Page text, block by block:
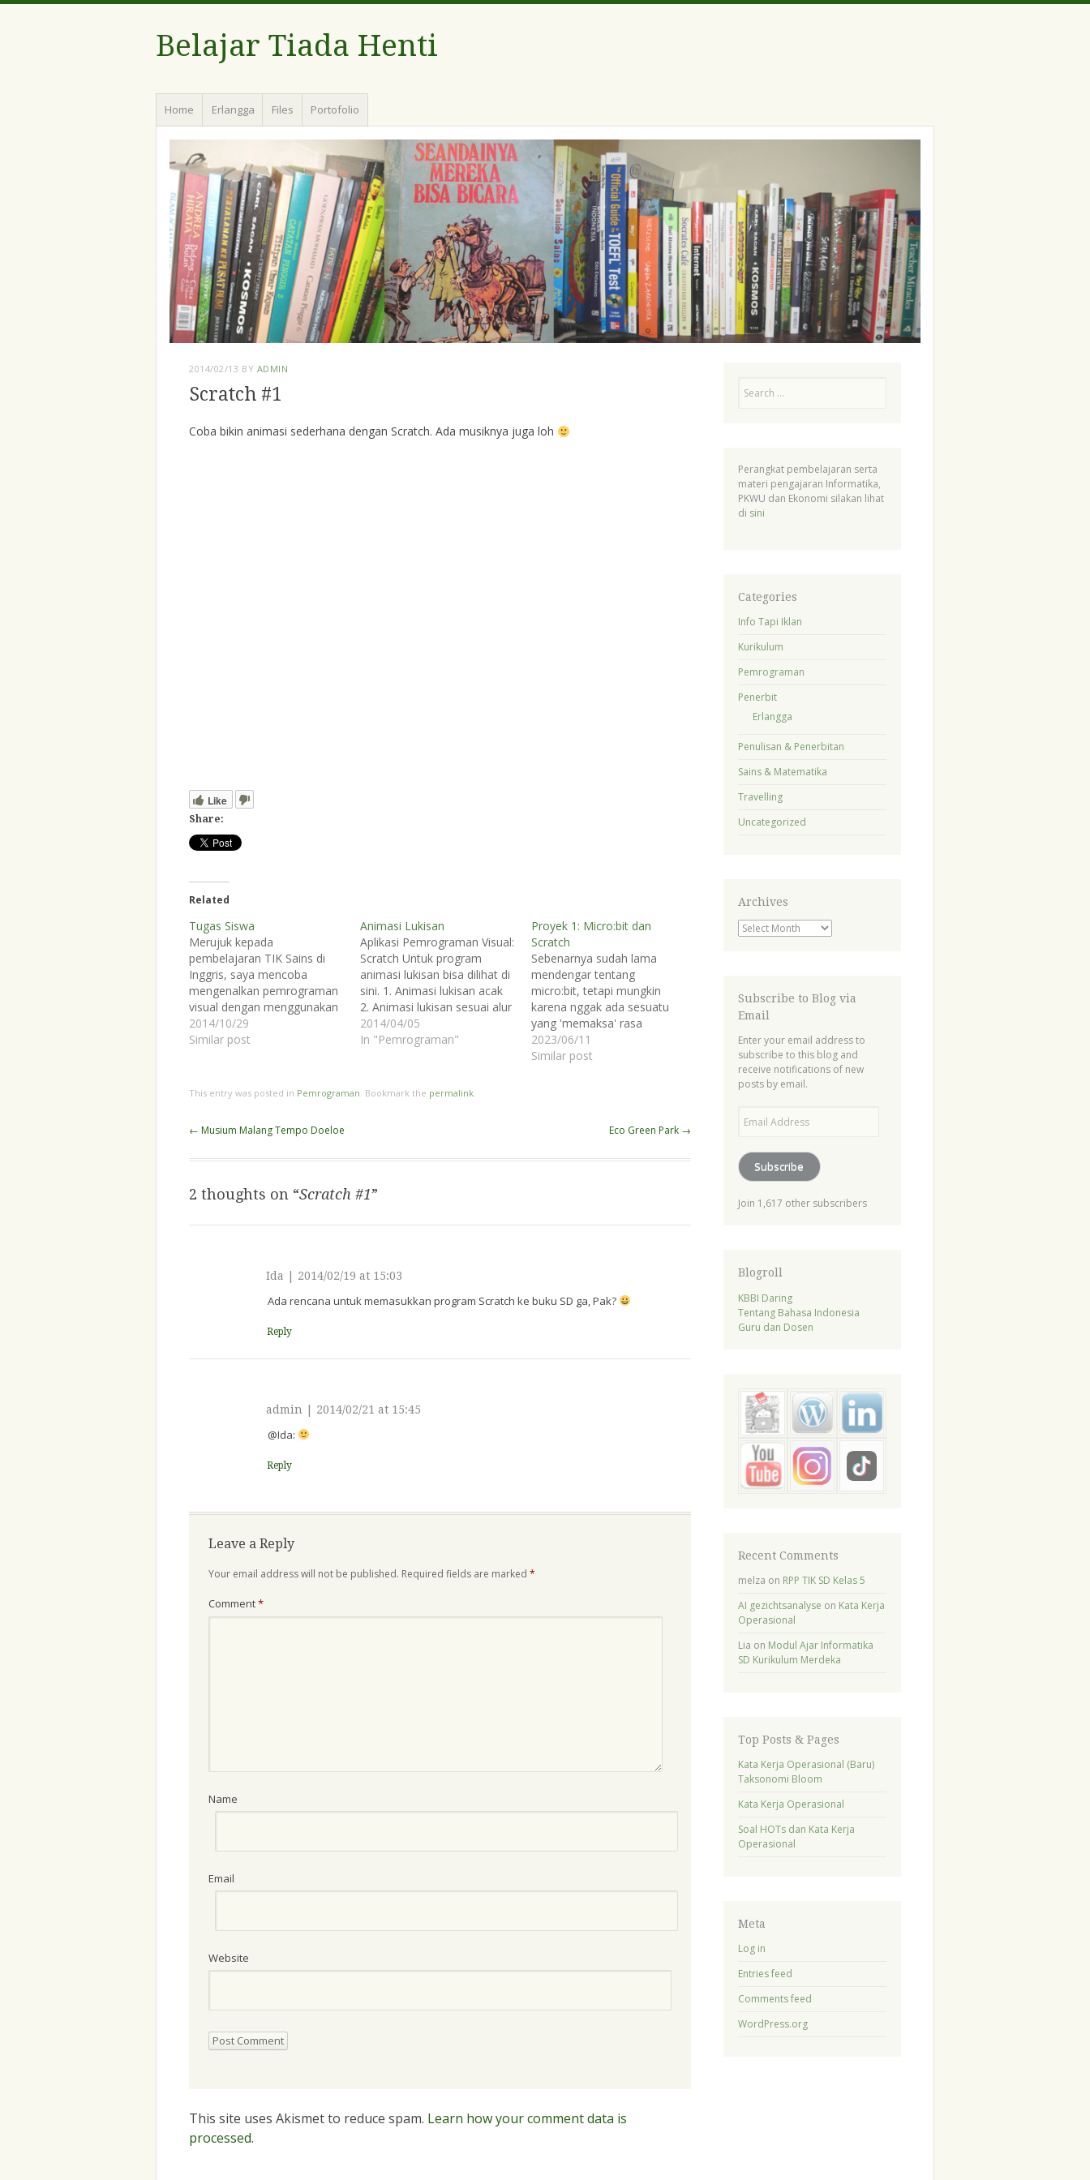
Belajar Tiada Henti
Menu
Skip
to
content
Home Erlangga Files Portofolio
2014/02/13 BY ADMIN
Scratch #1
Coba bikin animasi sederhana dengan Scratch. Ada musiknya juga loh
Like
Share:
Related
Tugas Siswa
Merujuk kepada
pembelajaran TIK Sains di
Inggris, saya mencoba
mengenalkan pemrograman
visual dengan menggunakan
aplikasi Scratch kepada
murid-murid saya di sekolah.
pengajar sekolah-sekolah di
kepada murid-murid mereka
pemrograman sebagai hal
yang…
2014/10/29
Similar post
Animasi Lukisan
Aplikasi Pemrograman Visual:
Scratch Untuk program
animasi lukisan bisa dilihat di
sini. 1. Animasi lukisan acak
2. Animasi lukisan sesuai alur
bentuk benda 3. Animasi
lukisan mengikuti gerak
variasi yang berbeda?
2014/04/05
In "Pemrograman"
Proyek 1: Micro:bit dan
Scratch
Sebenarnya sudah lama
mendengar tentang
micro:bit, tetapi mungkin
karena nggak ada sesuatu
yang 'memaksa' rasa
keingintahuan maka biasa
aja :). Nah, momen
suami punya si mikro:bit ini.
2023/06/11
Similar post
This entry was posted in Pemrograman. Bookmark the permalink.
Post
← Musium Malang Tempo Doeloe Eco Green Park →
2 thoughts on “Scratch #1”
Ida 2014/02/19 at 15:03
Ada rencana untuk memasukkan program Scratch ke buku SD ga, Pak?
Reply
admin 2014/02/21 at 15:45
@Ida:
Reply
Leave a Reply
Your email address will not be published. Required fields are marked *
Comment*
Name
Email
Website
This site uses Akismet to reduce spam. Learn how your comment data is
processed.
Perangkat pembelajaran serta
materi pengajaran Informatika,
PKWU dan Ekonomi silakan lihat
di sini
Categories
Info Tapi Iklan
Kurikulum
Pemrograman
Penerbit
Erlangga
Penulisan & Penerbitan
Sains & Matematika
Travelling
Uncategorized
Archives
Archives
Subscribe to Blog via
Email
Enter your email address to
subscribe to this blog and
receive notifications of new
posts by email.
Address
Subscribe
Join 1,617 other subscribers
Blogroll
KBBI Daring
Tentang Bahasa Indonesia
Guru dan Dosen
Recent Comments
melza on RPP TIK SD Kelas 5
AI gezichtsanalyse on Kata Kerja
Operasional
Lia on Modul Ajar Informatika
SD Kurikulum Merdeka
Top Posts & Pages
Kata Kerja Operasional (Baru)
Taksonomi Bloom
Kata Kerja Operasional
Soal HOTs dan Kata Kerja
Operasional
Meta
Log in
Entries feed
Comments feed
WordPress.org